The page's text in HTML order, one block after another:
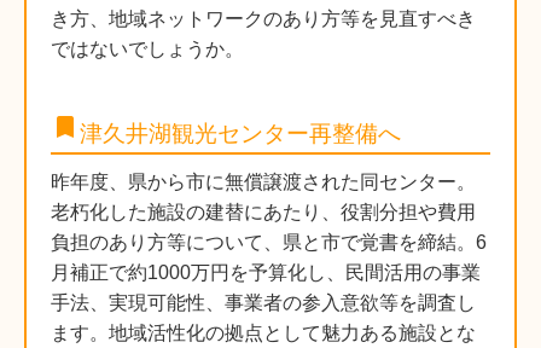
き方、地域ネットワークのあり方等を見直すべき
ではないでしょうか。
bookmark 津久井湖観光センター再整備へ
昨年度、県から市に無償譲渡された同センター。
老朽化した施設の建替にあたり、役割分担や費用
負担のあり方等について、県と市で覚書を締結。6
月補正で約1000万円を予算化し、民間活用の事業
手法、実現可能性、事業者の参入意欲等を調査し
ます。地域活性化の拠点として魅力ある施設とな